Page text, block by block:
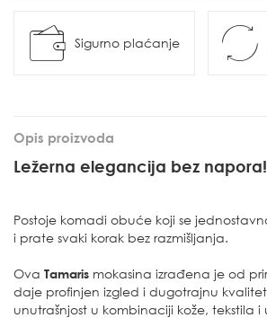
Sigurno plaćanje
Opis proizvoda
Ležerna elegancija bez napora!
Postoje komadi obuće koji se
i prate svaki korak bez razmišljanja.
Ova Tamaris mokasina izrađena je od
daje profinjen izgled i dugotrajnu
unutrašnjost u kombinaciji kože, tekstila